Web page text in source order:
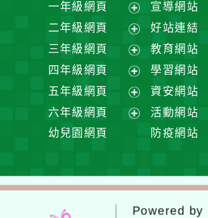
一年級網頁
展
開
選
單
二年級網頁
展
開
選
單
三年級網頁
展
開
選
單
四年級網頁
展
選
五年級網頁
展
開
六年級網頁
單
幼兒園網頁
宣導網站
好站連結
教育網站
學習網站
資安網站
活動網站
防疫網站
Powered by